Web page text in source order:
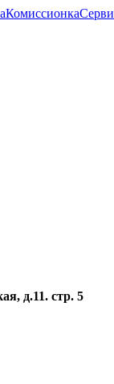
Комиссионка
д.11. стр. 5